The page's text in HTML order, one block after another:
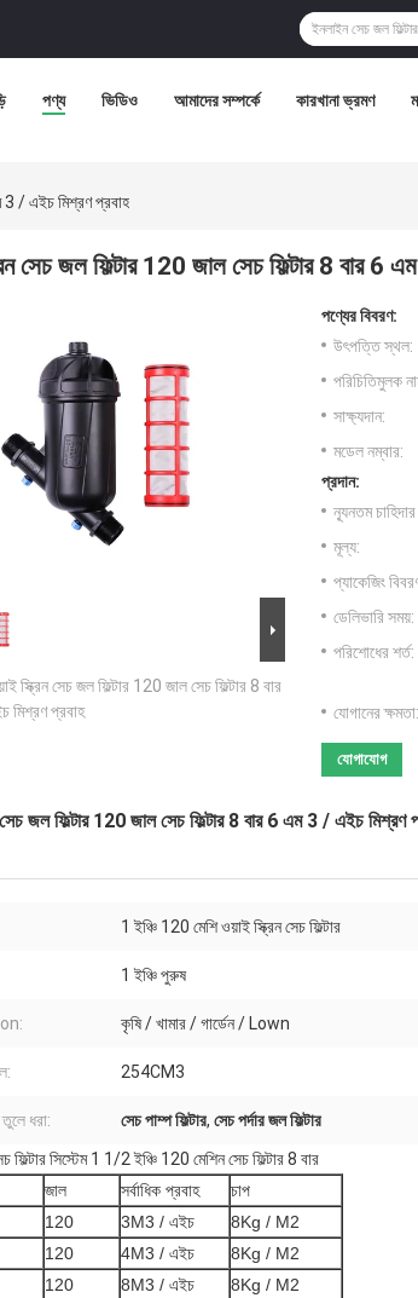
পণ্য ভিডিও আমাদের সম্পর্কে কারখানা ভ্রমণ
3 / এইচ মিশ্রণ প্রবাহ
সেচ জল ফিল্টার 120 জাল সেচ ফিল্টার 8 বার 6
স্ক্রিন সেচ জল ফিল্টার 120 জাল সেচ ফিল্টার 8 বার
প্রবাহ
পণ্যের বিবরণ:
উৎপত্তি স্থল:
পরিচিতিমুলক
সাক্ষ্যদান:
মডেল নম্বার:
প্রদান:
ন্যূনতম চাহিদার
মূল্য:
প্যাকেজিং
ডেলিভারি সময়:
পরিশোধের শর্ত:
যোগানের ক্ষমতা:
যোগাযোগ
সেচ জল ফিল্টার 120 জাল সেচ ফিল্টার 8 বার 6 এম 3 / এইচ মিশ্রণ
1 ইঞ্চি 120 মেশি ওয়াই স্ক্রিন সেচ ফিল্টার
1 ইঞ্চি পুরুষ
কৃষি / খামার / গার্ডেন / Lown
254CM3
তুলে ধরা: সেচ পাম্প ফিল্টার, সেচ পর্দার জল ফিল্টার
ফিল্টার সিস্টেম 1 1/2 ইঞ্চি 120 মেশিন সেচ ফিল্টার 8 বার
জাল সর্বাধিক প্রবাহ
চাপ
120 3M3 / এইচ
8Kg / M2
120 4M3 / এইচ
8Kg / M2
120 8M3 / এইচ
8Kg / M2